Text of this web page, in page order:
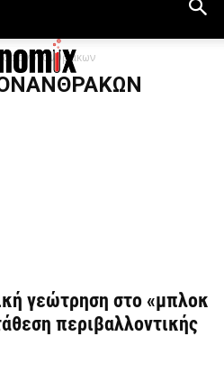
γεώτρηση στο «μπλοκ
περιβαλλοντικής